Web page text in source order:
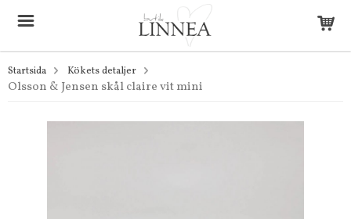
Startsida Kökets detaljer
Olsson & Jensen skål claire vit mini